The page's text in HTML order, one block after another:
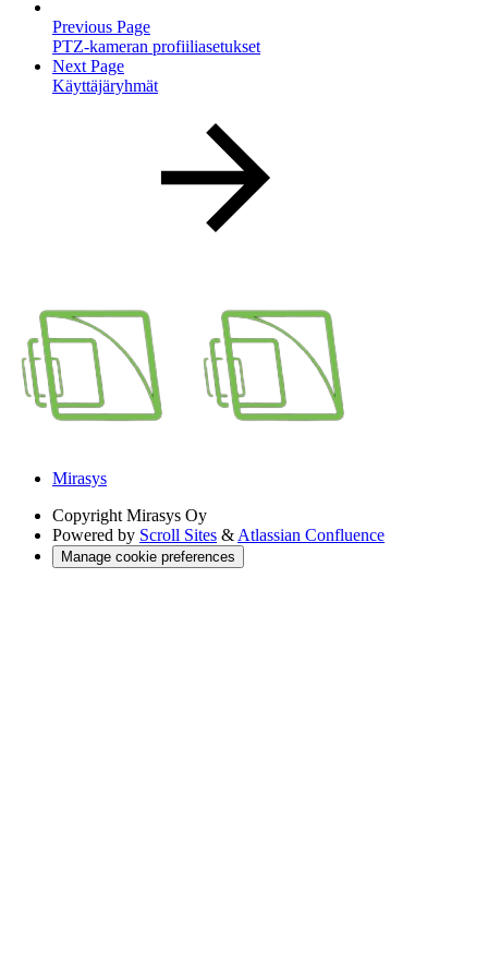
Previous Page
PTZ-kameran profiiliasetukset
Next Page
Käyttäjäryhmät
Mirasys
Copyright Mirasys Oy
Powered by Scroll Sites & Atlassian Confluence
Manage cookie preferences